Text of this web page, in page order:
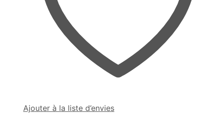
Ajouter à la liste d’envies